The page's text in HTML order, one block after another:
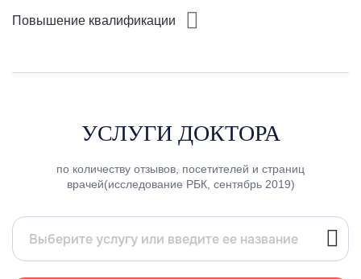
Повышение квалификации
УСЛУГИ ДОКТОРА
по количеству отзывов, посетителей и страниц
врачей(исследование РБК, сентябрь 2019)